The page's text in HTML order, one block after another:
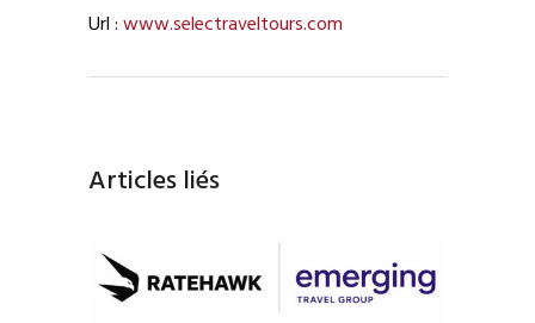
Url :www.selectraveltours.com
Articles liés